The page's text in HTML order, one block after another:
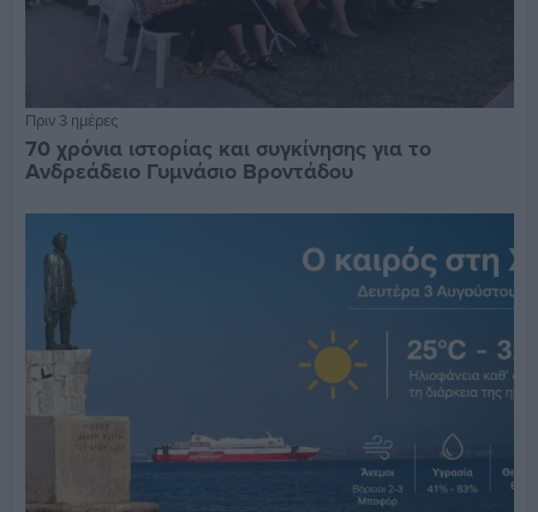
Πριν 3 ημέρες
70 χρόνια ιστορίας και συγκίνησης για το
Ανδρεάδειο Γυμνάσιο Βροντάδου